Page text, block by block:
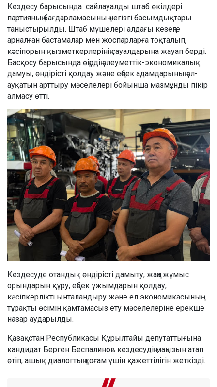
Кездесу барысында сайлауалды штаб өкілдері
партияның бағдарламасының негізгі басымдықтары
таныстырылды. Штаб мүшелері алдағы кезеңге
арналған бастамалар мен жоспарларға тоқталып,
кәсіпорын қызметкерлерінің сауалдарына жауап берді.
Басқосу барысында өңірдің әлеуметтік-экономикалық
дамуы, өндірісті қолдау және еңбек адамдарының әл-
ауқатын арттыру мәселелері бойынша мазмұнды пікір
алмасу өтті.
Кездесуде отандық өндірісті дамыту, жаңа жұмыс
орындарын құру, еңбек ұжымдарын қолдау,
кәсіпкерлікті ынталандыру және ел экономикасының
тұрақты өсімін қамтамасыз ету мәселелеріне ерекше
назар аударылды.
Қазақстан Республикасы Құрылтайы депутаттығына
кандидат Берген Беспалинов кездесудің маңызын атап
өтіп, ашық диалогтың қоғам үшін қажеттілігін жеткізді.